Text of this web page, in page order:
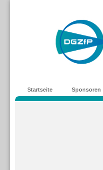
Startseite Sponsoren